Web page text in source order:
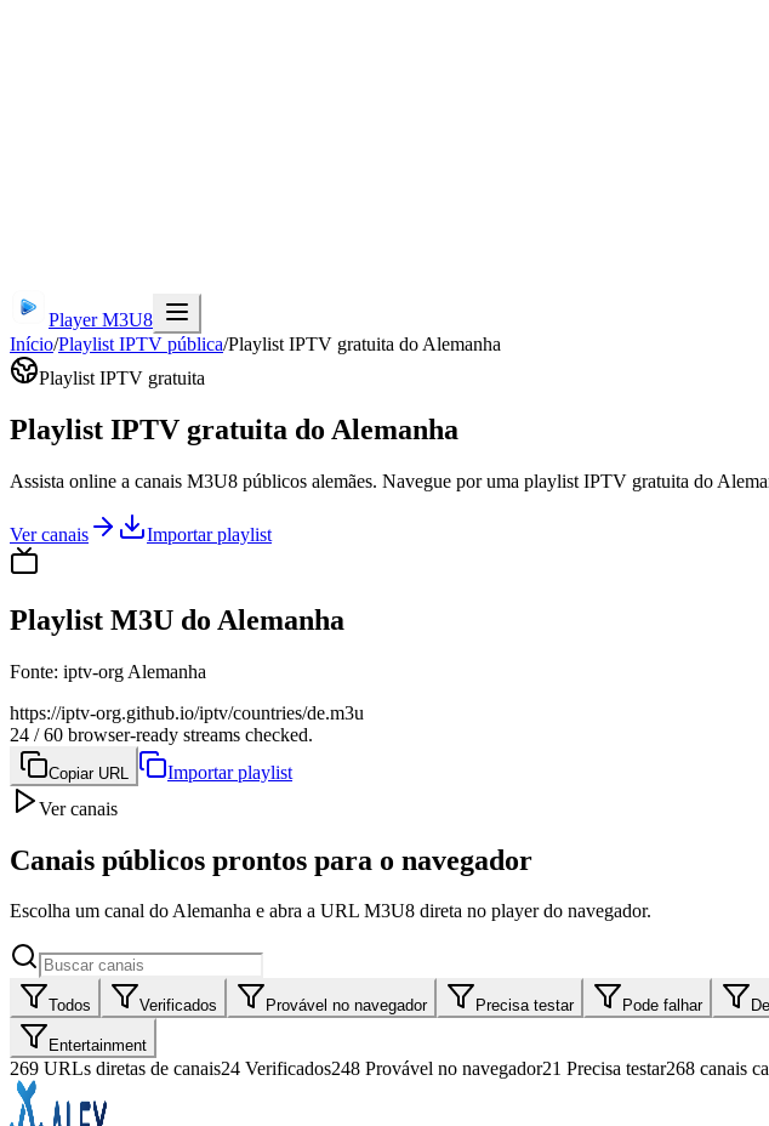
Player M3U8
Início/Playlist IPTV pública/Playlist IPTV gratuita do Alemanha
Playlist IPTV gratuita
Playlist IPTV gratuita do Alemanha
Assista online a canais M3U8 públicos alemães. Navegue por uma playlist IPTV gratuita do
Ver canais Importar playlist
Playlist M3U do Alemanha
Fonte: iptv-org Alemanha
https://iptv-org.github.io/iptv/countries/de.m3u
24 / 60 browser-ready streams checked.
Copiar URL
Importar playlist
Ver canais
Canais públicos prontos para o navegador
Escolha um canal do Alemanha e abra a URL M3U8 direta no player do navegador.
Todos Verificados Provável no navegador Precisa testar Pode falhar
Entertainment
269 URLs diretas de canais24 Verificados248 Provável no navegador21 Precisa testar268 canais